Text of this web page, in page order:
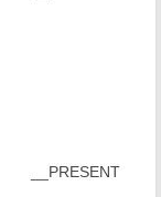
__PRESENT